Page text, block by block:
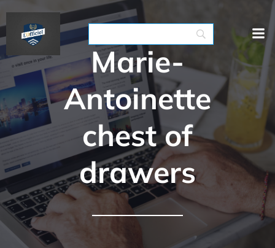
Marie-
Antoinette
chest of
drawers